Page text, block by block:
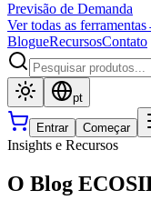
Previsão de Demanda
Ver todas as ferramentas
BlogueRecursosContato
pt
Entrar Começar
Insights e Recursos
O Blog